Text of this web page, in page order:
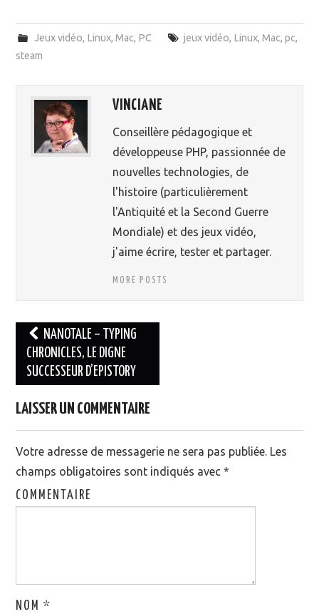
Jeux vidéo, Linux, Mac, PC jeux vidéo, Linux, Mac, pc,
steam
VINCIANE
Conseillère pédagogique et
développeuse PHP, passionnée de
nouvelles technologies, de
l'histoire (particulièrement
l'Antiquité et la Second Guerre
Mondiale) et des jeux vidéo,
j'aime écrire, tester et partager.
MORE POSTS
Navigation des articles
NANOTALE – TYPING
CHRONICLES, LE DIGNE
SUCCESSEUR D’EPISTORY
LAISSER UN COMMENTAIRE
Votre adresse de messagerie ne sera pas publiée. Les
champs obligatoires sont indiqués avec*
COMMENTAIRE
NOM*